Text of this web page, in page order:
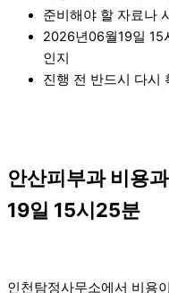
준비해야 할 자료나
2026년06월19일 15
인지
진행 전 반드시 다시
안산피부과 비용
19일 15시25분
인천탐정사무소에서 비용